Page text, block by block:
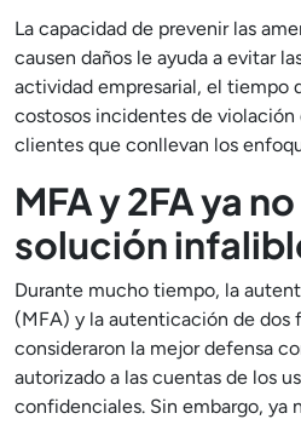
La capacidad de prevenir las
causen daños le ayuda a evitar
actividad empresarial, el tiempo
costosos incidentes de violación
clientes que conllevan los
MFA y 2FA ya
solución
Durante mucho tiempo, la
(MFA) y la autenticación de dos
consideraron la mejor defensa
autorizado a las cuentas de los
confidenciales. Sin embargo, ya